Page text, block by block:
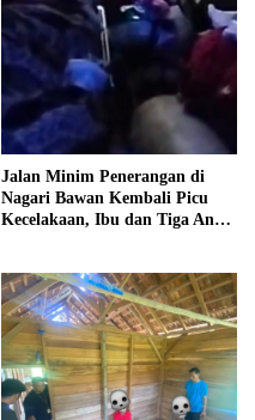
Jalan Minim Penerangan di
Nagari Bawan Kembali Picu
Kecelakaan, Ibu dan Tiga Anak